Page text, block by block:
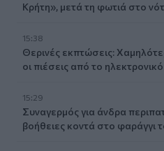
Κρήτη», μετά τη φωτιά στο
15:38
Θερινές εκπτώσεις:
οι πιέσεις από το
15:29
Συναγερμός για άνδρα
βοήθειες κοντά στο φαράγγι